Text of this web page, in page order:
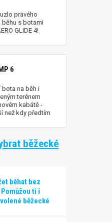
pravého
s botami
GLIDE 4!
6
bota na běh i
terénem
kabátě -
než kdy předtím
běžecké
běhat bez
ti i
běžecké